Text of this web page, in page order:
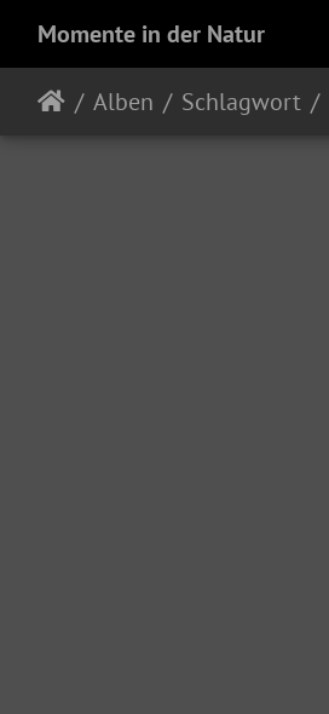
Momente in der Natur
Alben Schlagwort